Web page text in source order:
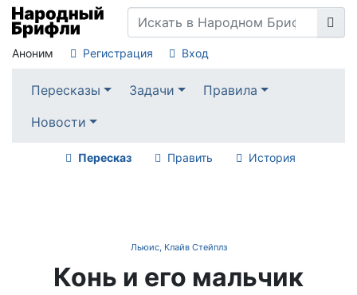
Аноним Регистрация Вход
Пересказы Задачи
Правила
Новости
Пересказ Править История
Льюис, Клайв Стейплз
Конь и его мальчик